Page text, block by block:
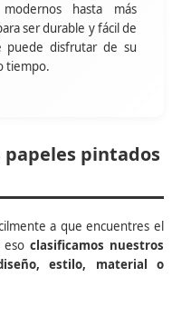
hasta más
ser durable y fácil de
puede disfrutar de su
tiempo.
papeles pintados
a que encuentres el
eso clasificamos nuestros
estilo, material o